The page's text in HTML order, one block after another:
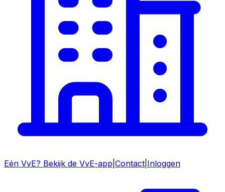
Eén VvE? Bekijk de VvE-app Contact Inloggen